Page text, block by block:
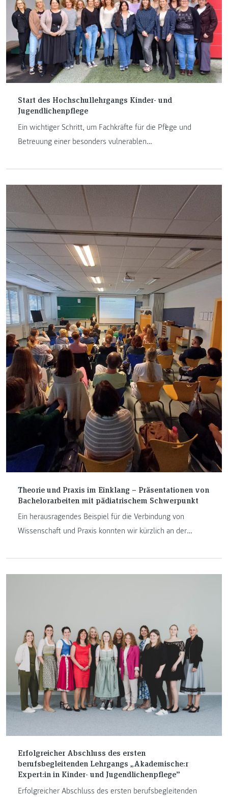
Start des Hochschullehrgangs Kinder- und
Jugendlichenpflege
Ein wichtiger Schritt, um Fachkräfte für die Pflege und
Betreuung einer besonders vulnerablen
Theorie und Praxis im Einklang – Präsentationen von
Bachelorarbeiten mit pädiatrischem Schwerpunkt
Ein herausragendes Beispiel für die Verbindung von
Wissenschaft und Praxis konnten wir kürzlich an der
Bachelorstudiengangs sowie des Hochschullehrgangs für
Forschungsergebnisse direkt in die Praxis einfließen
können.
Erfolgreicher Abschluss des ersten
berufsbegleitenden Lehrgangs „Akademische:r
Expert:in in Kinder- und Jugendlichenpflege”
Erfolgreicher Abschluss des ersten berufsbegleitenden